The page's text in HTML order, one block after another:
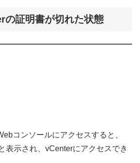
証明書が切れた状態
コンソールにアクセスすると、
表示され、vCenterにアクセスでき